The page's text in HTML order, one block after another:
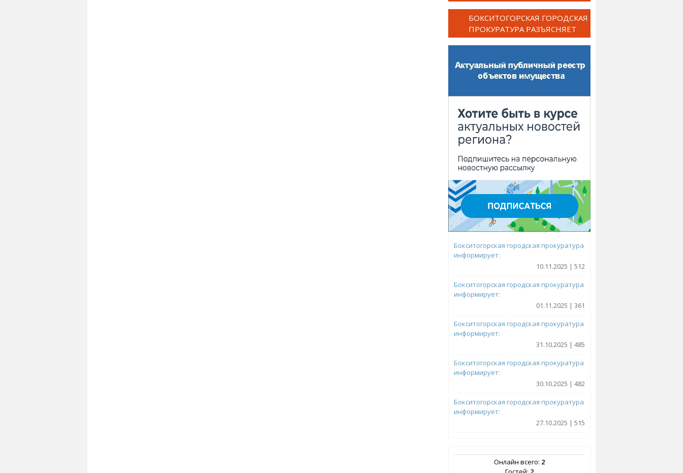
БОКСИТОГОРСКАЯ ГОРОДСКАЯ
ПРОКУРАТУРА РАЗЪЯСНЯЕТ
Бокситогорская городская прокуратура
информирует:
10.11.2025 | 512
Бокситогорская городская прокуратура
информирует:
01.11.2025 | 361
Бокситогорская городская прокуратура
информирует:
31.10.2025 | 485
Бокситогорская городская прокуратура
информирует:
30.10.2025 | 482
Бокситогорская городская прокуратура
информирует:
27.10.2025 | 515
Онлайн всего: 2